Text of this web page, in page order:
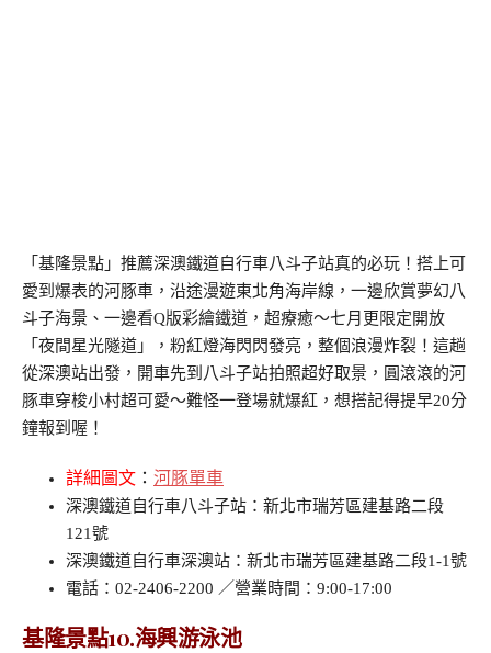
「基隆景點」推薦深澳鐵道自行車八斗子站真的必玩！搭上可
愛到爆表的河豚車，沿途漫遊東北角海岸線，一邊欣賞夢幻八
斗子海景、一邊看Q版彩繪鐵道，超療癒～七月更限定開放
「夜間星光隧道」，粉紅燈海閃閃發亮，整個浪漫炸裂！這趟
從深澳站出發，開車先到八斗子站拍照超好取景，圓滾滾的河
豚車穿梭小村超可愛～難怪一登場就爆紅，想搭記得提早20分
鐘報到喔！
詳細圖文 ： 河豚單車
深澳鐵道自行車八斗子站：新北市瑞芳區建基路二段
121號
深澳鐵道自行車深澳站：新北市瑞芳區建基路二段1-1號
電話：02-2406-2200 ／營業時間：9:00-17:00
基隆景點10.海興游泳池